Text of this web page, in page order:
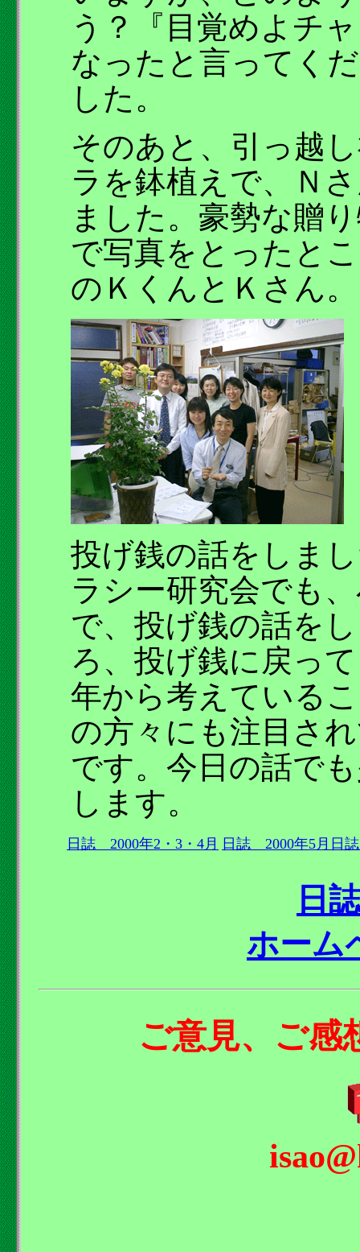
う？『目覚めよチ
なったと言ってく
した。
そのあと、引っ越
ラを鉢植えで、Ｎ
ました。豪勢な贈
で写真をとったと
のＫくんとＫさん。
投げ銭の話をしま
ラシー研究会でも
で、投げ銭の話を
ろ、投げ銭に戻っ
年から考えている
の方々にも注目さ
です。今日の話で
します。
日誌 2000年2・3・4月 日誌 2000年5月 日
日
ホーム
ご意見、ご感